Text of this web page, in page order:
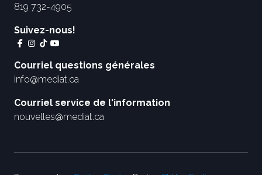
819 732-4905
Suivez-nous!
Courriel questions générales
info@mediat.ca
Courriel service de l'information
nouvelles@mediat.ca